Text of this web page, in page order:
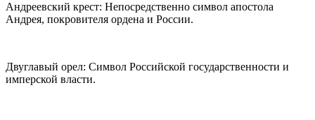
Андреевский крест: Непосредственно символ апостола
Андрея, покровителя ордена и России.
Двуглавый орел: Символ Российской государственности и
имперской власти.